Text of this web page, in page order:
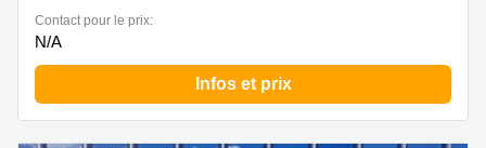
Contact pour le prix:
N/A
Infos et prix